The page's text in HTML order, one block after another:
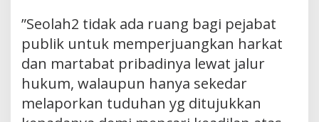
”Seolah2 tidak ada ruang bagi pejabat
publik untuk memperjuangkan harkat
dan martabat pribadinya lewat jalur
hukum, walaupun hanya sekedar
melaporkan tuduhan yg ditujukkan